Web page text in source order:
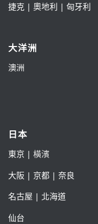
捷克| 奧地利 | 匈牙利
大洋洲
澳洲
日本
東京 | 橫濱
大阪 | 京都| 奈良
名古屋 | 北海道
仙台